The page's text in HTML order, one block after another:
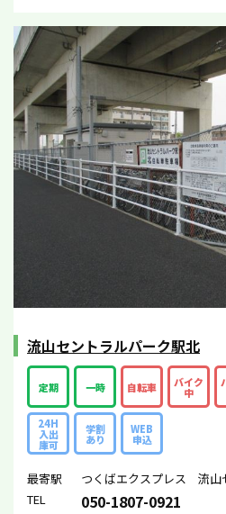
流山セントラルパーク駅北
定期 一時 自転車 バイク
中
24H
入出
庫可
学割
あり
WEB
申込
最寄駅
つくばエクスプレス 流山
TEL
050-1807-0921